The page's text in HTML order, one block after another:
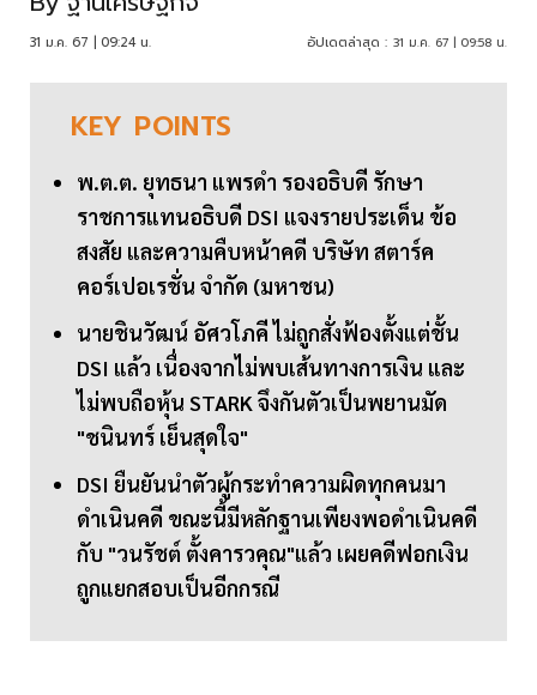
31 ม.ค. 67 | 09:24 น. อัปเดตล่าสุด : 31 ม.ค. 67 | 09:58 น.
KEY POINTS
พ.ต.ต. ยุทธนา แพรดำ รองอธิบดี รักษา
ราชการแทนอธิบดี DSI แจงรายประเด็น ข้อ
สงสัย และความคืบหน้าคดี บริษัท สตาร์ค
คอร์เปอเรชั่น จำกัด (มหาชน)
นายชินวัฒน์ อัศวโภคี ไม่ถูกสั่งฟ้องตั้งแต่ชั้น
DSI แล้ว เนื่องจากไม่พบเส้นทางการเงิน และ
ไม่พบถือหุ้น STARK จึงกันตัวเป็นพยานมัด
"ชนินทร์ เย็นสุดใจ"
DSI ยืนยันนำตัวผู้กระทำความผิดทุกคนมา
ดำเนินคดี ขณะนี้มีหลักฐานเพียงพอดำเนินคดี
กับ "วนรัชต์ ตั้งคารวคุณ"แล้ว เผยคดีฟอกเงิน
ถูกแยกสอบเป็นอีกกรณี